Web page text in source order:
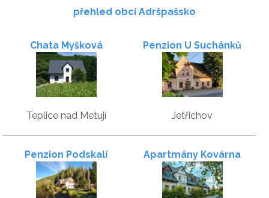
přehled obcí Adršpašsko
Chata Myšková
Teplice nad Metují
Penzion U Suchánků
Jetřichov
Penzion Podskalí Apartmány Kovárna